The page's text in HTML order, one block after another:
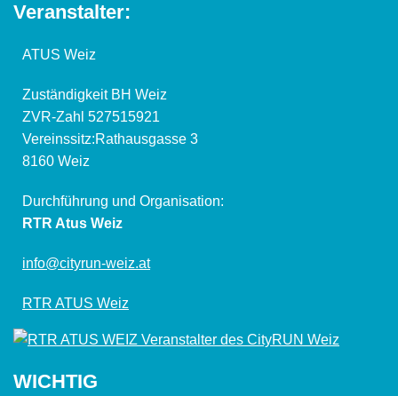
Veranstalter:
ATUS Weiz
Zuständigkeit BH Weiz
ZVR-Zahl 527515921
Vereinssitz:Rathausgasse 3
8160 Weiz
Durchführung und Organisation:
RTR Atus Weiz
info@cityrun-weiz.at
RTR ATUS Weiz
WICHTIG